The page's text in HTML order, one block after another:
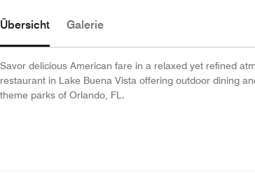
Übersicht Galerie
Savor delicious American fare in a relaxed yet refined
restaurant in Lake Buena Vista offering outdoor dining
theme parks of Orlando, FL.